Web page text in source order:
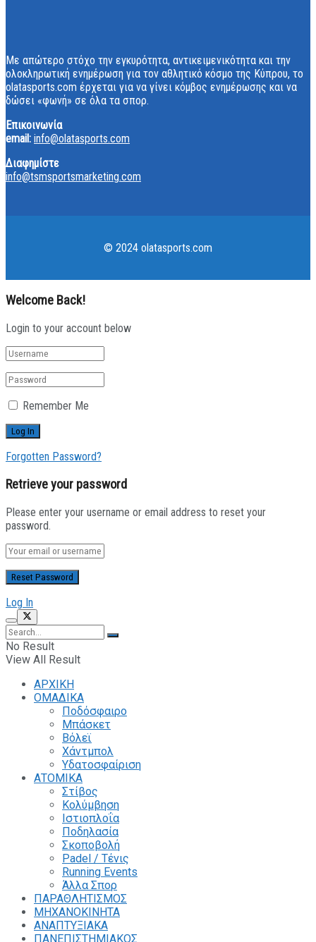
Με απώτερο στόχο την εγκυρότητα, αντικειμενικότητα και την
ολοκληρωτική ενημέρωση για τον αθλητικό κόσμο της Κύπρου, το
olatasports.com έρχεται για να γίνει κόμβος ενημέρωσης και να
δώσει «φωνή» σε όλα τα σπορ.
Επικοινωνία
email: info@olatasports.com
Διαφημίστε
info@tsmsportsmarketing.com
© 2024 olatasports.com
Welcome Back!
Login to your account below
Remember Me
Forgotten Password?
Retrieve your password
Please enter your username or email address to reset your
password.
Log In
No Result
View All Result
ΑΡΧΙΚΗ
ΟΜΑΔΙΚΑ
Ποδόσφαιρο
Μπάσκετ
Βόλεϊ
Χάντμπολ
Υδατοσφαίριση
ΑΤΟΜΙΚΑ
Στίβος
Κολύμβηση
Ιστιοπλοΐα
Ποδηλασία
Σκοποβολή
Padel / Τένις
Running Events
Άλλα Σπορ
ΠΑΡΑΘΛΗΤΙΣΜΟΣ
ΜΗΧΑΝΟΚΙΝΗΤΑ
ΑΝΑΠΤΥΞΙΑΚΑ
ΠΑΝΕΠΙΣΤΗΜΙΑΚΟΣ